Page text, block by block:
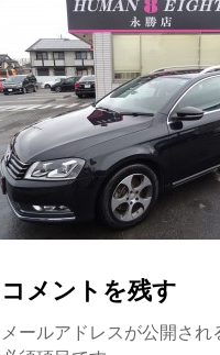
コメントを残す
メールアドレスが公開さ